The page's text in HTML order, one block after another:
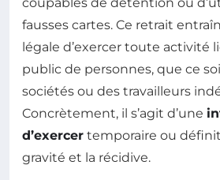
fausses cartes. Ce retrait
légale d’exercer toute activité
public de personnes, que ce
sociétés ou des travailleurs
Concrètement, il s’agit d’une
d’exercer temporaire ou
gravité et la récidive.